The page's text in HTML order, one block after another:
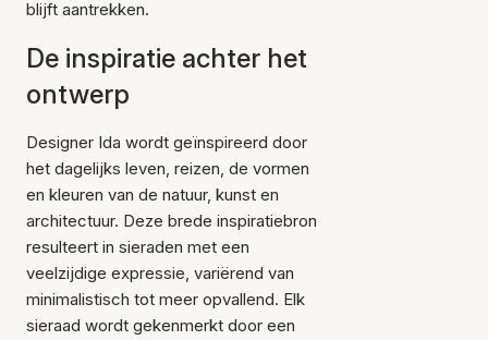
blijft aantrekken.
De inspiratie achter het
ontwerp
Designer Ida wordt geïnspireerd door
het dagelijks leven, reizen, de vormen
en kleuren van de natuur, kunst en
architectuur. Deze brede inspiratiebron
resulteert in sieraden met een
veelzijdige expressie, variërend van
minimalistisch tot meer opvallend. Elk
sieraad wordt gekenmerkt door een